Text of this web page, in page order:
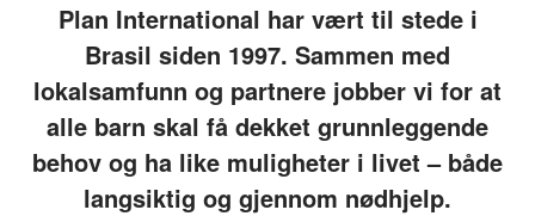
Plan International har vært til stede i
Brasil siden 1997. Sammen med
lokalsamfunn og partnere jobber vi for at
alle barn skal få dekket grunnleggende
behov og ha like muligheter i livet – både
langsiktig og gjennom nødhjelp.